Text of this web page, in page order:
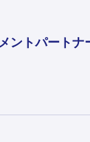
ントパートナ